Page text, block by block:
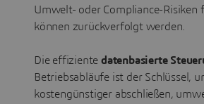
Umwelt- oder Compliance-Risiken
können zurückverfolgt werden.
Die effiziente datenbasierte
Betriebsabläufe ist der Schlüssel,
kostengünstiger abschließen,